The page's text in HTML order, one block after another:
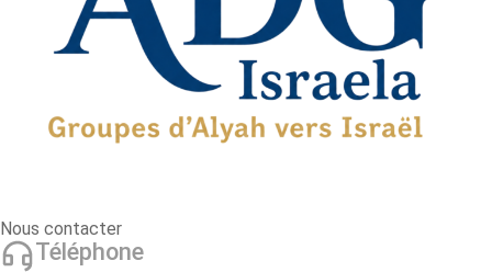
Nous contacter
Téléphone